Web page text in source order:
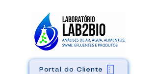
Portal do Cliente